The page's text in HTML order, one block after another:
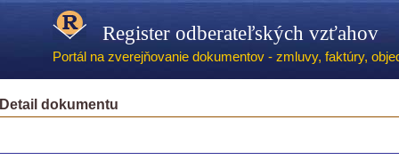
Register odberateľských vzťahov
Portál na zverejňovanie dokumentov - zmluvy, faktúry,
Detail dokumentu